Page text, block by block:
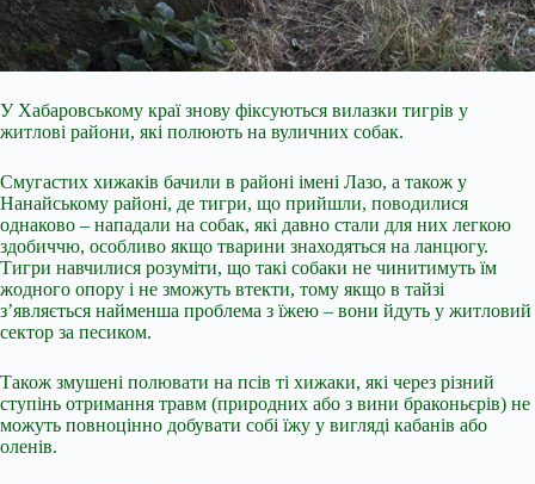
У Хабаровському краї знову фіксуються вилазки тигрів у
житлові райони, які полюють на вуличних собак.
Смугастих хижаків бачили в районі імені Лазо, а також у
Нанайському районі, де тигри, що прийшли, поводилися
однаково – нападали на собак, які давно стали для них легкою
здобиччю, особливо якщо тварини знаходяться на ланцюгу.
Тигри навчилися розуміти, що такі собаки не чинитимуть їм
жодного опору і не зможуть втекти, тому якщо в тайзі
з’являється найменша проблема з їжею – вони йдуть у житловий
сектор за песиком.
Також змушені полювати на псів ті хижаки, які через різний
ступінь отримання травм (природних або з вини браконьєрів) не
можуть повноцінно добувати собі їжу у вигляді кабанів або
оленів.